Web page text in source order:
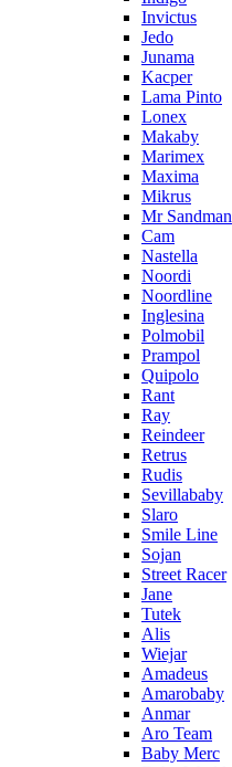
Invictus
Jedo
Junama
Kacper
Lama Pinto
Lonex
Makaby
Marimex
Maxima
Mikrus
Mr Sandman
Cam
Nastella
Noordi
Noordline
Inglesina
Polmobil
Prampol
Quipolo
Rant
Ray
Reindeer
Retrus
Rudis
Sevillababy
Slaro
Smile Line
Sojan
Street Racer
Jane
Tutek
Alis
Wiejar
Amadeus
Amarobaby
Anmar
Aro Team
Baby Merc